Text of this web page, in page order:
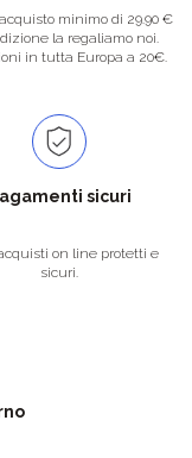
minimo di 29.90 €
la regaliamo noi.
in tutta Europa a 20€.
sicuri
on line protetti e
sicuri.